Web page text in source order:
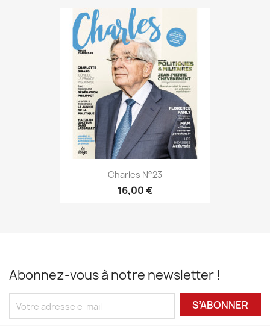
Charles N°23
16,00 €
Abonnez-vous à notre newsletter !
S’ABONNER